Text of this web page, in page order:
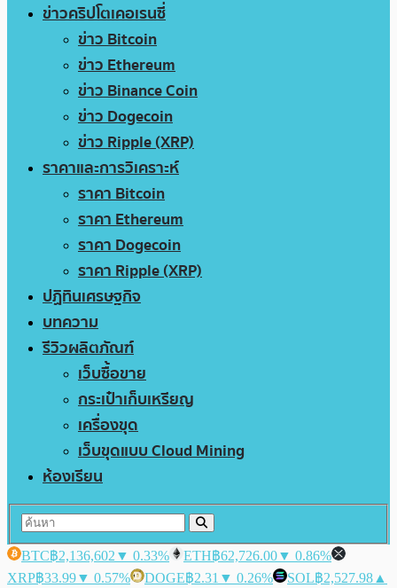
ข่าวคริปโตเคอเรนซี่
ข่าว Bitcoin
ข่าว Ethereum
ข่าว Binance Coin
ข่าว Dogecoin
ข่าว Ripple (XRP)
ราคาและการวิเคราะห์
ราคา Bitcoin
ราคา Ethereum
ราคา Dogecoin
ราคา Ripple (XRP)
ปฏิทินเศรษฐกิจ
บทความ
รีวิวผลิตภัณฑ์
เว็บซื้อขาย
กระเป๋าเก็บเหรียญ
เครื่องขุด
เว็บขุดแบบ Cloud Mining
ห้องเรียน
BTC฿2,136,602 ▼ 0.33% ETH฿62,726.00▼ 0.86%
XRP฿33.99▼ 0.57% DOGE฿2.31 ▼ 0.26% SOL฿2,527.98 ▲